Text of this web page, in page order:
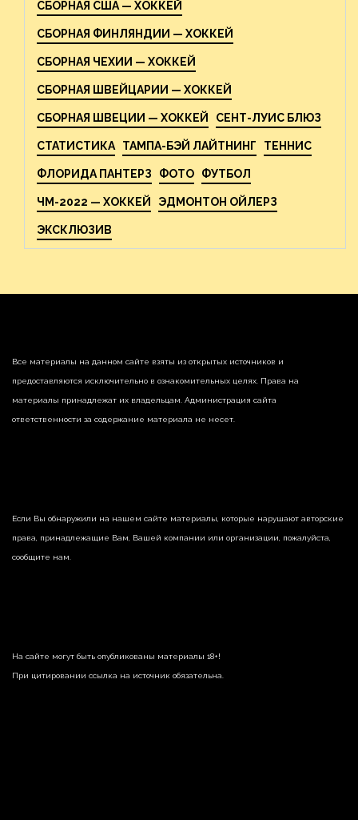
СБОРНАЯ США — ХОККЕЙ
СБОРНАЯ ФИНЛЯНДИИ — ХОККЕЙ
СБОРНАЯ ЧЕХИИ — ХОККЕЙ
СБОРНАЯ ШВЕЙЦАРИИ — ХОККЕЙ
СБОРНАЯ ШВЕЦИИ — ХОККЕЙ СЕНТ-ЛУИС БЛЮЗ
СТАТИСТИКА ТАМПА-БЭЙ ЛАЙТНИНГ ТЕННИС
ФЛОРИДА ПАНТЕРЗ ФОТО ФУТБОЛ
ЧМ-2022 — ХОККЕЙ ЭДМОНТОН ОЙЛЕРЗ
ЭКСКЛЮЗИВ
Все материалы на данном сайте взяты из открытых источников и
предоставляются исключительно в ознакомительных целях. Права на
материалы принадлежат их владельцам. Администрация сайта
ответственности за содержание материала не несет.
Если Вы обнаружили на нашем сайте материалы, которые нарушают авторские
права, принадлежащие Вам, Вашей компании или организации, пожалуйста,
сообщите нам.
На сайте могут быть опубликованы материалы 18+!
При цитировании ссылка на источник обязательна.